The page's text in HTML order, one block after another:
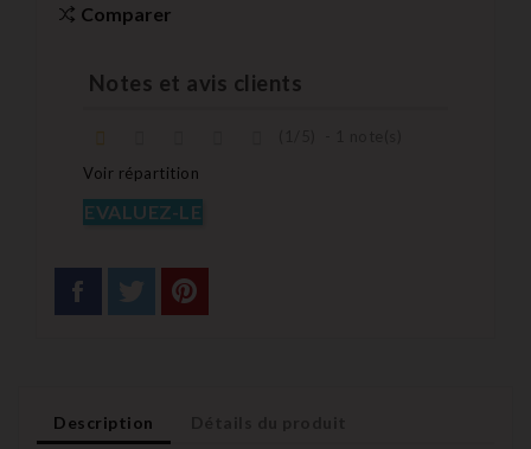
Comparer
Notes et avis clients
Voir répartition
EVALUEZ-LE
Description